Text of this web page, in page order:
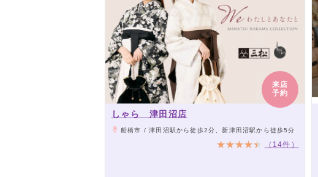
来店
予約
しゃら 津田沼店
船橋市 / 津田沼駅から徒歩2分、新津田沼駅から徒歩5分
（14件）